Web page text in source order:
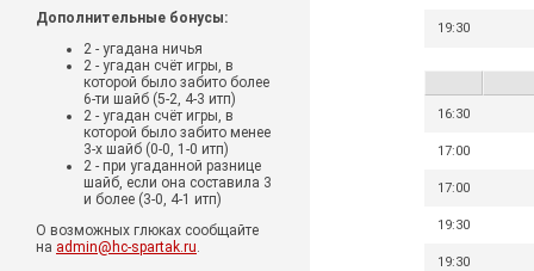
Дополнительные бонусы:
2 - угадана ничья
2 - угадан счёт игры, в
которой было забито более
6-ти шайб (5-2, 4-3 итп)
2 - угадан счёт игры, в
которой было забито менее
3-х шайб (0-0, 1-0 итп)
2 - при угаданной разнице
шайб, если она составила 3
и более (3-0, 4-1 итп)
О возможных глюках сообщайте
на admin@hc-spartak.ru.
19:30
16:30
17:00
17:00
19:30
19:30